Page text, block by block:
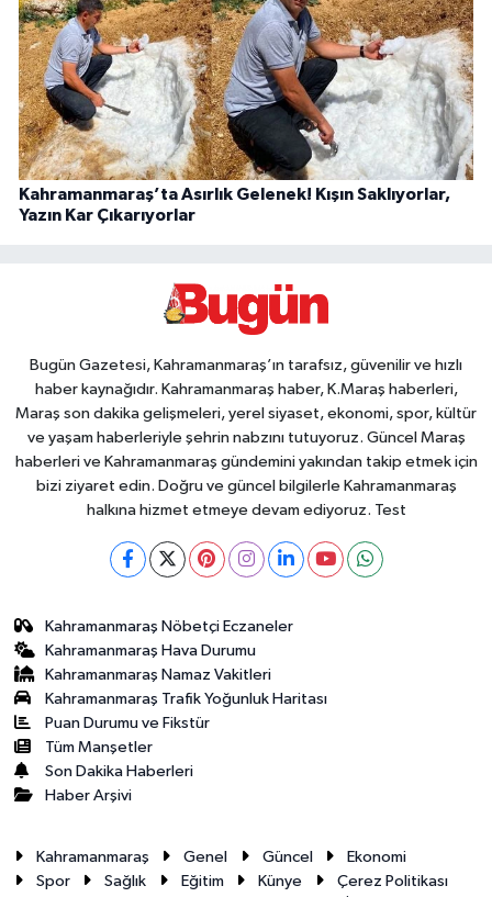
Kahramanmaraş’ta Asırlık Gelenek! Kışın Saklıyorlar,
Yazın Kar Çıkarıyorlar
Bugün Gazetesi, Kahramanmaraş’ın tarafsız, güvenilir ve hızlı
haber kaynağıdır. Kahramanmaraş haber, K.Maraş haberleri,
Maraş son dakika gelişmeleri, yerel siyaset, ekonomi, spor, kültür
ve yaşam haberleriyle şehrin nabzını tutuyoruz. Güncel Maraş
haberleri ve Kahramanmaraş gündemini yakından takip etmek için
bizi ziyaret edin. Doğru ve güncel bilgilerle Kahramanmaraş
halkına hizmet etmeye devam ediyoruz. Test
Kahramanmaraş Nöbetçi Eczaneler
Kahramanmaraş Hava Durumu
Kahramanmaraş Namaz Vakitleri
Kahramanmaraş Trafik Yoğunluk Haritası
Puan Durumu ve Fikstür
Tüm Manşetler
Son Dakika Haberleri
Haber Arşivi
Kahramanmaraş Genel Güncel
Ekonomi
Spor
Sağlık Eğitim Künye
Çerez Politikası